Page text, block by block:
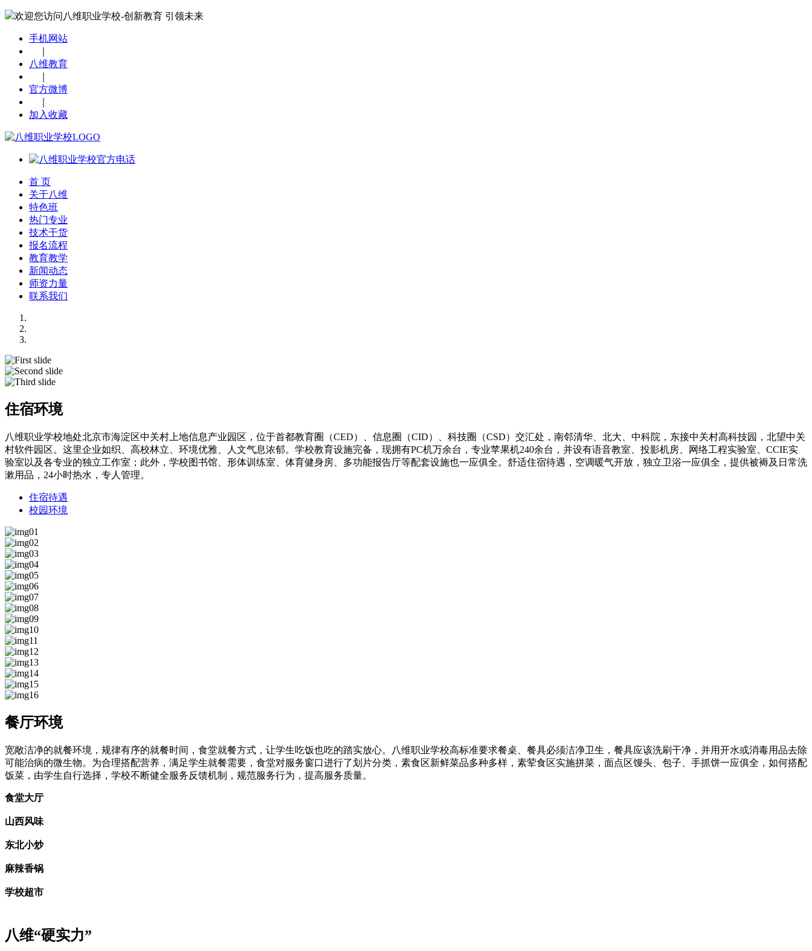
欢迎您访问八维职业学校-创新教育 引领未来
手机网站
八维教育
官方微博
加入收藏
首 页
关于八维
特色班
热门专业
技术干货
报名流程
教育教学
新闻动态
师资力量
联系我们
住宿环境
八维职业学校地处北京市海淀区中关村上地信息产业园区，位于首都教育圈（CED）、信息圈（CID）、科技圈（CSD）交汇处，南邻清华、北大、中科院，东接中关村高科技园，北望中关
村软件园区。这里企业如织、高校林立、环境优雅、人文气息浓郁。学校教育设施完备，现拥有PC机万余台，专业苹果机240余台，并设有语音教室、投影机房、网络工程实验室、CCIE实
验室以及各专业的独立工作室；此外，学校图书馆、形体训练室、体育健身房、多功能报告厅等配套设施也一应俱全。舒适住宿待遇，空调暖气开放，独立卫浴一应俱全，提供被褥及日常洗
漱用品，24小时热水，专人管理。
住宿待遇
校园环境
餐厅环境
宽敞洁净的就餐环境，规律有序的就餐时间，食堂就餐方式，让学生吃饭也吃的踏实放心。八维职业学校高标准要求餐桌、餐具必须洁净卫生，餐具应该洗刷干净，并用开水或消毒用品去除
可能治病的微生物。为合理搭配营养，满足学生就餐需要，食堂对服务窗口进行了划片分类，素食区新鲜菜品多种多样，素荤食区实施拼菜，面点区馒头、包子、手抓饼一应俱全，如何搭配
饭菜，由学生自行选择，学校不断健全服务反馈机制，规范服务行为，提高服务质量。
食堂大厅
山西风味
东北小炒
麻辣香锅
学校超市
八维“硬实力”